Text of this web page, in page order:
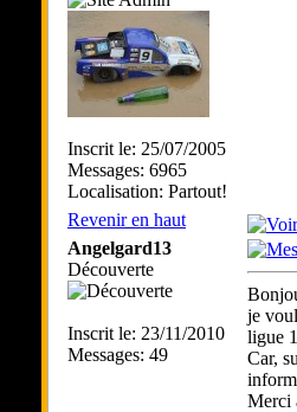
Inscrit le: 25/07/2005
Messages: 6965
Localisation: Partout!
Revenir en haut
Angelgard13
Découverte
Inscrit le: 23/11/2010
Messages: 49
je
ligue
Car,
Merci